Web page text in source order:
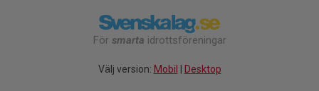
För smarta idrottsföreningar
Välj version: Mobil Desktop